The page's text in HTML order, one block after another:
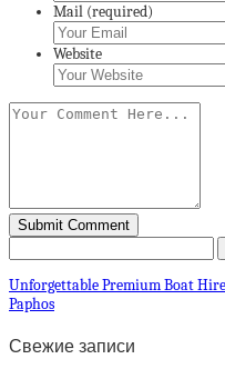
Mail (required)
Website
Unforgettable Premium Boat
Paphos
Свежие записи